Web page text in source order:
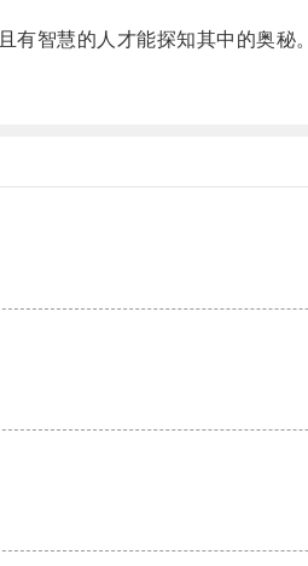
智慧的人才能探知其中的奥秘。